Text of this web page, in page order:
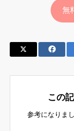
無
この
参考になりま